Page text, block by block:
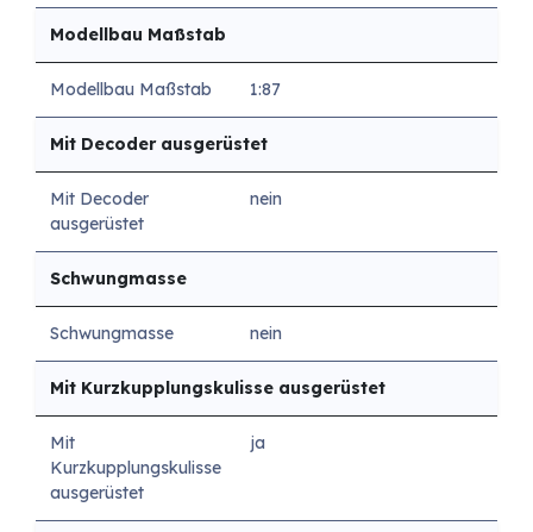
Modellbau Maßstab
Modellbau Maßstab 1:87
Mit Decoder ausgerüstet
Mit Decoder
ausgerüstet
nein
Schwungmasse
Schwungmasse nein
Mit Kurzkupplungskulisse ausgerüstet
Mit
Kurzkupplungskulisse
ausgerüstet
ja